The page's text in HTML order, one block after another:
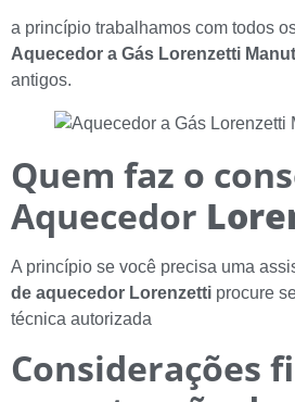
a princípio trabalhamos com todos
Aquecedor a Gás Lorenzetti
antigos.
Quem faz o
Aquecedor
A princípio se você precisa uma
de aquecedor Lorenzetti procure
técnica autorizada
Considerações